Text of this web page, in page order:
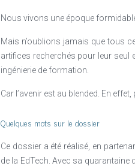
Nous vivons une époque
Mais n’oublions jamais que tous
artifices recherchés pour leur seul
ingénierie de formation.
Car l’avenir est au blended. En
Quelques mots sur le dossier
Ce dossier a été réalisé, en
de la EdTech. Avec sa quarantaine